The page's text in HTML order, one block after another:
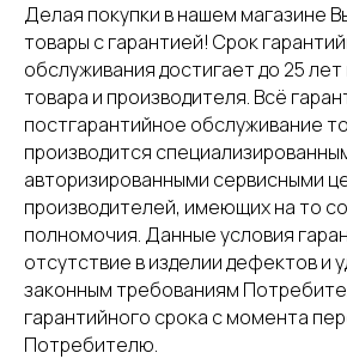
Делая покупки в нашем магазине
товары с гарантией! Срок
обслуживания достигает до 25
товара и производителя. Всё
постгарантийное обслуживание
производится
авторизированными сервисными
производителей, имеющих на то
полномочия. Данные условия
отсутствие в изделии дефектов и
законным требованиям
гарантийного срока с момента
Потребителю.